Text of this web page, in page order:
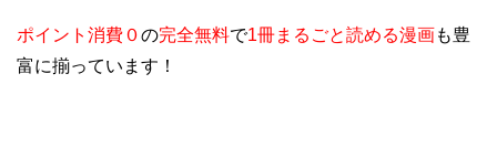
ポイント消費０の完全無料で1冊まるごと読める漫画も豊
富に揃っています！